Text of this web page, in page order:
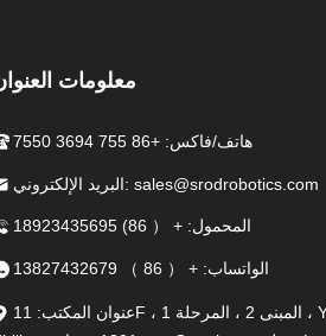
معلومات
هاتف/فاكس: +86 755 3694 7550
البريد الإلكتروني: sales@srodrobotics.com
المحمول: + （ 86) 18923435695
الواتساب: + （ 86 ） 13827432679
عنوان المكتب: 11F ، المبنى 2 ، المرحلة 1 ، Yinxing